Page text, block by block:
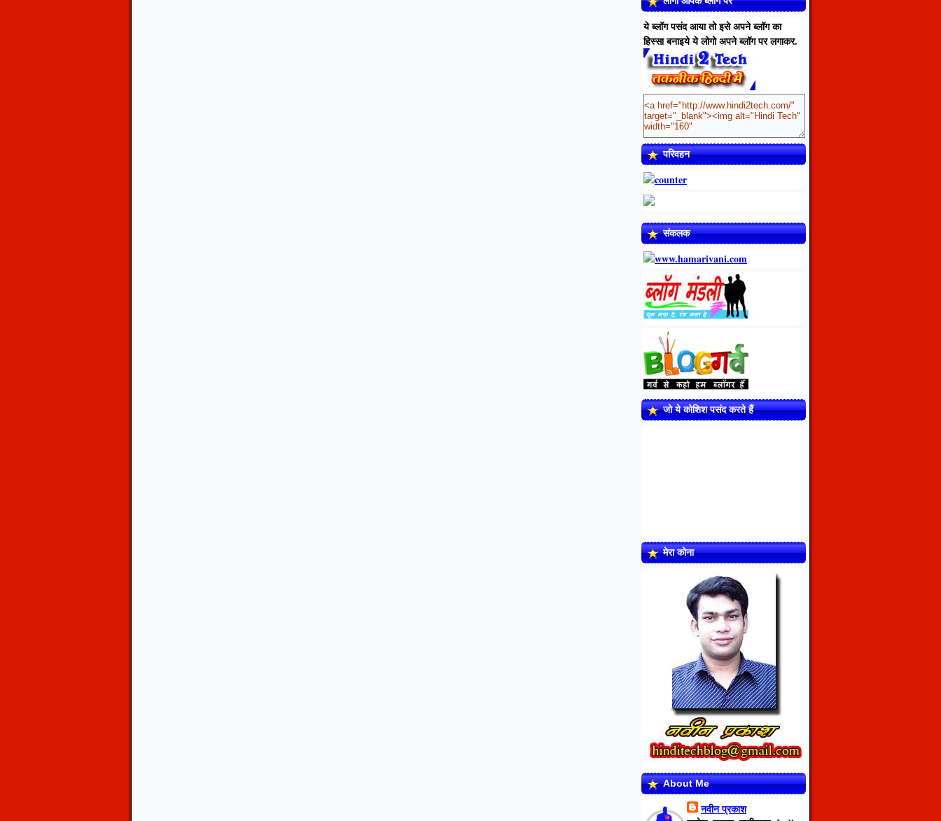
ये ब्लॉग पसंद आया तो इसे अपने ब्लॉग का
हिस्सा बनाइये ये लोगो अपने ब्लॉग पर लगाकर.
परिवहन
संकलक
जो ये कोशिश पसंद करते हैं
मेरा कोना
About Me
नवीन प्रकाश